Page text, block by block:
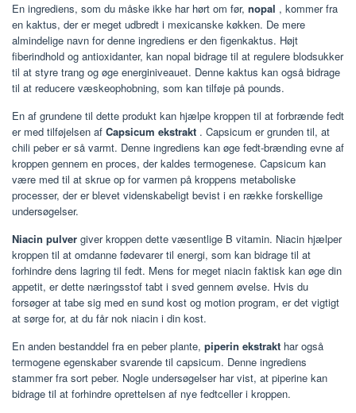
En ingrediens, som du måske ikke har hørt om før, nopal , kommer fra
en kaktus, der er meget udbredt i mexicanske køkken. De mere
almindelige navn for denne ingrediens er den figenkaktus. Højt
fiberindhold og antioxidanter, kan nopal bidrage til at regulere blodsukker
til at styre trang og øge energiniveauet. Denne kaktus kan også bidrage
til at reducere væskeophobning, som kan tilføje på pounds.
En af grundene til dette produkt kan hjælpe kroppen til at forbrænde fedt
er med tilføjelsen af Capsicum ekstrakt . Capsicum er grunden til, at
chili peber er så varmt. Denne ingrediens kan øge fedt-brænding evne af
kroppen gennem en proces, der kaldes termogenese. Capsicum kan
være med til at skrue op for varmen på kroppens metaboliske
processer, der er blevet videnskabeligt bevist i en række forskellige
undersøgelser.
Niacin pulver giver kroppen dette væsentlige B vitamin. Niacin hjælper
kroppen til at omdanne fødevarer til energi, som kan bidrage til at
forhindre dens lagring til fedt. Mens for meget niacin faktisk kan øge din
appetit, er dette næringsstof tabt i sved gennem øvelse. Hvis du
forsøger at tabe sig med en sund kost og motion program, er det vigtigt
at sørge for, at du får nok niacin i din kost.
En anden bestanddel fra en peber plante, piperin ekstrakt har også
termogene egenskaber svarende til capsicum. Denne ingrediens
stammer fra sort peber. Nogle undersøgelser har vist, at piperine kan
bidrage til at forhindre oprettelsen af nye fedtceller i kroppen.